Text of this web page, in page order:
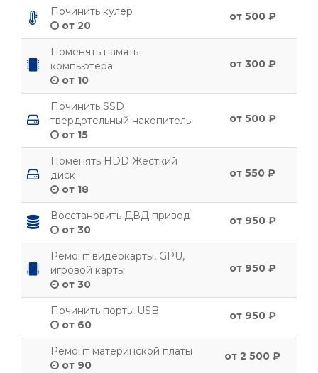
Починить кулер
от 20
от 500 ₽
Поменять память
компьютера
от 10
от 300 ₽
Починить SSD
твердотельный накопитель
от 15
от 500 ₽
Поменять HDD Жесткий
диск
от 18
от 550 ₽
Восстановить ДВД привод
от 30
от 950 ₽
Ремонт видеокарты, GPU,
игровой карты
от 30
от 950 ₽
Починить порты USB
от 60
от 950 ₽
Ремонт материнской платы
от 90
от 2 500 ₽